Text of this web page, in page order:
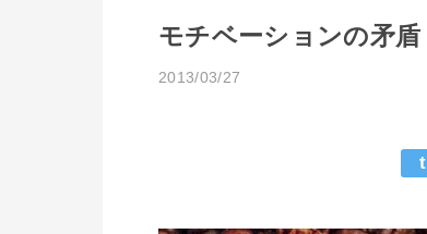
モチベーションの矛盾
2013/03/27
t